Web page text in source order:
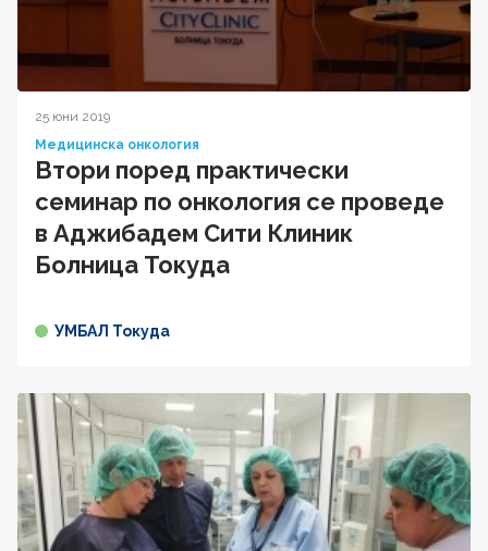
25 юни 2019
Медицинска онкология
Втори поред практически
семинар по онкология се проведе
в Аджибадем Сити Клиник
Болница Токуда
УМБАЛ Токуда